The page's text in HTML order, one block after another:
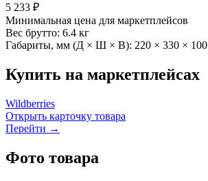
5 233 ₽
Минимальная цена для маркетплейсов
Вес брутто: 6.4 кг
Габариты, мм (Д × Ш × В): 220 × 330 × 100
Купить на маркетплейсах
Wildberries
Открыть карточку товара
Перейти →
Фото товара